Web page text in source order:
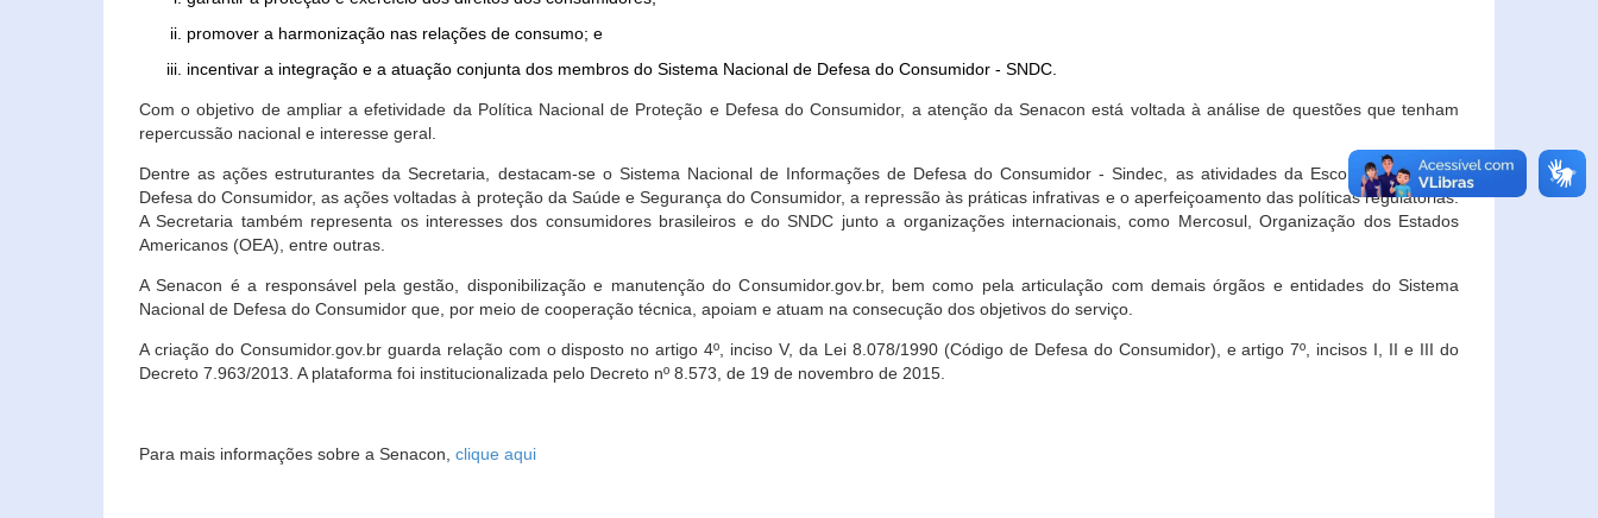
promover a harmonização nas relações de consumo; e
incentivar a integração e a atuação conjunta dos membros do Sistema Nacional de Defesa do Consumidor - SNDC.
Com o objetivo de ampliar a efetividade da Política Nacional de Proteção e Defesa do Consumidor, a atenção da Senacon está voltada à análise de questões que tenham
repercussão nacional e interesse geral.
Dentre as ações estruturantes da Secretaria, destacam-se o Sistema Nacional de Informações de Defesa do Consumidor - Sindec, as atividades da Escola Nacional de
Defesa do Consumidor, as ações voltadas à proteção da Saúde e Segurança do Consumidor, a repressão às práticas infrativas e o aperfeiçoamento das políticas regulatórias.
A Secretaria também representa os interesses dos consumidores brasileiros e do SNDC junto a organizações internacionais, como Mercosul, Organização dos Estados
Americanos (OEA), entre outras.
A Senacon é a responsável pela gestão, disponibilização e manutenção do Consumidor.gov.br, bem como pela articulação com demais órgãos e entidades do Sistema
Nacional de Defesa do Consumidor que, por meio de cooperação técnica, apoiam e atuam na consecução dos objetivos do serviço.
A criação do Consumidor.gov.br guarda relação com o disposto no artigo 4º, inciso V, da Lei 8.078/1990 (Código de Defesa do Consumidor), e artigo 7º, incisos I, II e III do
Decreto 7.963/2013. A plataforma foi institucionalizada pelo Decreto nº 8.573, de 19 de novembro de 2015.
Para mais informações sobre a Senacon, clique aqui